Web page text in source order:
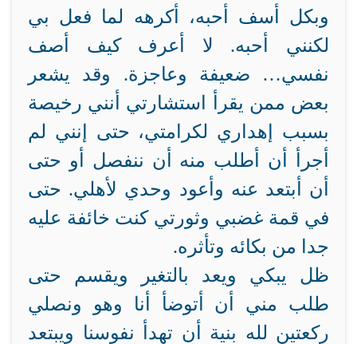
وبكل أسف أحبه، أكرهه لما فعل بي
لكنني أحبه. لا أعرف كيف أصف
نفسي… ضعيفة وعاجزة. وقد يشعر
بعض ممن يقرأ استشارتي أنني رخيصة
بسبب إهداري لكرامتي، حتى إنني لم
أجرأ أن أطلب منه أن ننفصل أو حتى
أن أبتعد عنه وأعود وحدي لأهلي. حتى
في قمة غضبي وثورتي كنت خائفة عليه
جدا من بكائه وتأثره.
ظل يبكي ويعد بالتغير ويقسم حتى
طلب مني أن أتوضأ أنا وهو ونصلي
ركعتين لله بنية أن تهدأ نفوسنا ويبتعد